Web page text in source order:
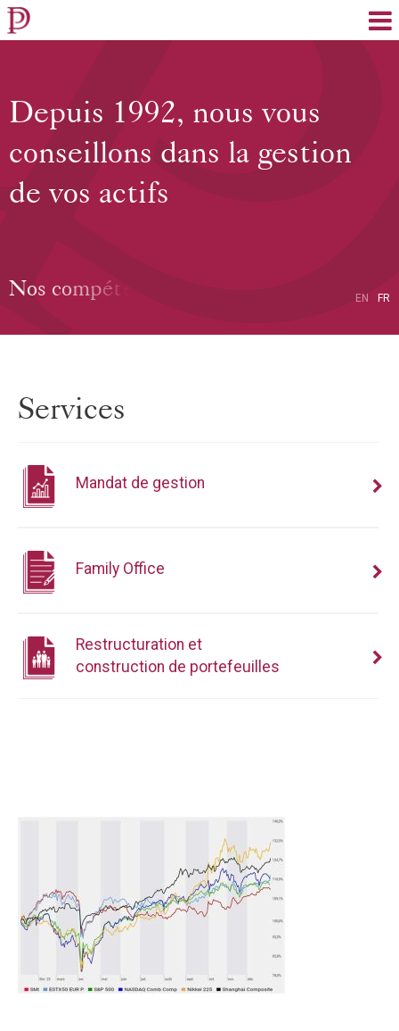
FR
EN
Services
Mandat de gestion
Family Office
Restructuration et
construction de portefeuilles